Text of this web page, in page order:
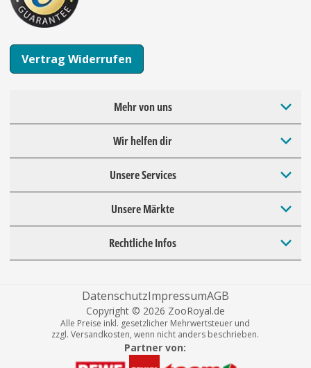
Vertrag Widerrufen
Mehr von uns
Wir helfen dir
Unsere Services
Unsere Märkte
Rechtliche Infos
DatenschutzImpressumAGB
Copyright © 2026 ZooRoyal.de
Alle Preise inkl. gesetzlicher Mehrwertsteuer und
zzgl. Versandkosten, wenn nicht anders beschrieben.
Partner von: